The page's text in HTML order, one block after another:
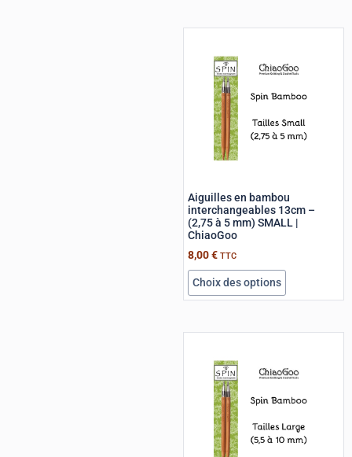
Aiguilles en bambou
interchangeables 13cm –
(2,75 à 5 mm) SMALL |
ChiaoGoo
8,00€ TTC
Choix des options